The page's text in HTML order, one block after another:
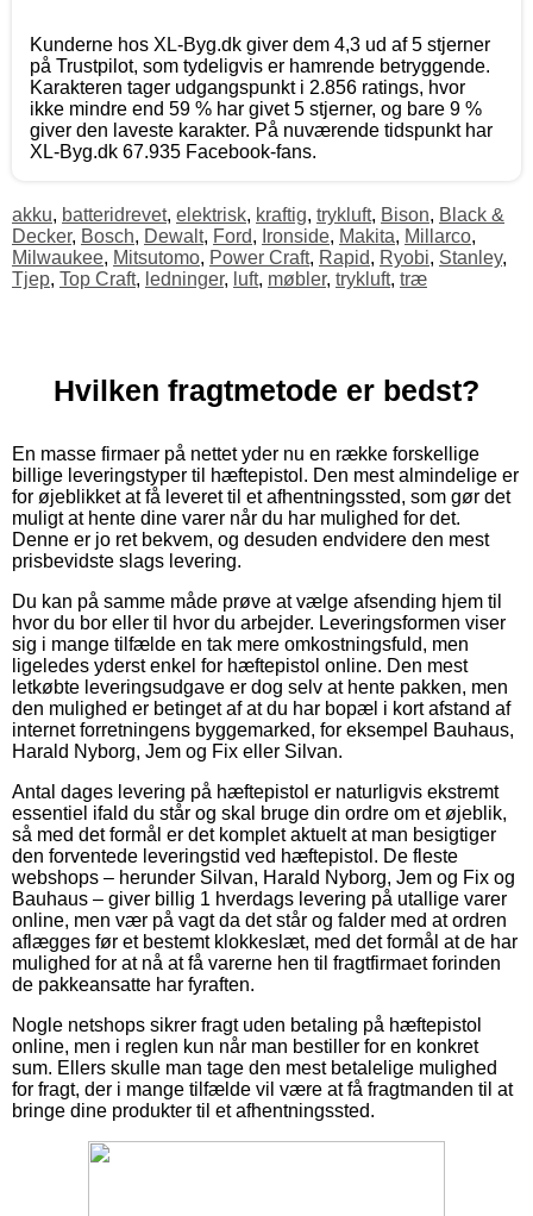
Kunderne hos XL-Byg.dk giver dem 4,3 ud af 5 stjerner
på Trustpilot, som tydeligvis er hamrende betryggende.
Karakteren tager udgangspunkt i 2.856 ratings, hvor
ikke mindre end 59 % har givet 5 stjerner, og bare 9 %
giver den laveste karakter. På nuværende tidspunkt har
XL-Byg.dk 67.935 Facebook-fans.
akku, batteridrevet, elektrisk, kraftig, trykluft, Bison, Black &
Decker, Bosch, Dewalt, Ford, Ironside, Makita, Millarco,
Milwaukee, Mitsutomo, Power Craft, Rapid, Ryobi, Stanley,
Tjep, Top Craft, ledninger, luft, møbler, trykluft, træ
Hvilken fragtmetode er bedst?
En masse firmaer på nettet yder nu en række forskellige
billige leveringstyper til hæftepistol. Den mest almindelige er
for øjeblikket at få leveret til et afhentningssted, som gør det
muligt at hente dine varer når du har mulighed for det.
Denne er jo ret bekvem, og desuden endvidere den mest
prisbevidste slags levering.
Du kan på samme måde prøve at vælge afsending hjem til
hvor du bor eller til hvor du arbejder. Leveringsformen viser
sig i mange tilfælde en tak mere omkostningsfuld, men
ligeledes yderst enkel for hæftepistol online. Den mest
letkøbte leveringsudgave er dog selv at hente pakken, men
den mulighed er betinget af at du har bopæl i kort afstand af
internet forretningens byggemarked, for eksempel Bauhaus,
Harald Nyborg, Jem og Fix eller Silvan.
Antal dages levering på hæftepistol er naturligvis ekstremt
essentiel ifald du står og skal bruge din ordre om et øjeblik,
så med det formål er det komplet aktuelt at man besigtiger
den forventede leveringstid ved hæftepistol. De fleste
webshops – herunder Silvan, Harald Nyborg, Jem og Fix og
Bauhaus – giver billig 1 hverdags levering på utallige varer
online, men vær på vagt da det står og falder med at ordren
aflægges før et bestemt klokkeslæt, med det formål at de har
mulighed for at nå at få varerne hen til fragtfirmaet forinden
de pakkeansatte har fyraften.
Nogle netshops sikrer fragt uden betaling på hæftepistol
online, men i reglen kun når man bestiller for en konkret
sum. Ellers skulle man tage den mest betalelige mulighed
for fragt, der i mange tilfælde vil være at få fragtmanden til at
bringe dine produkter til et afhentningssted.